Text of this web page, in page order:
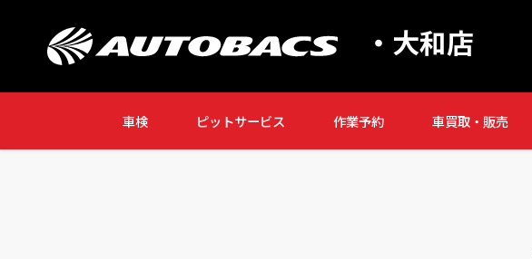
・大和店
車検 ピットサービス 作業予約 車買取・販売